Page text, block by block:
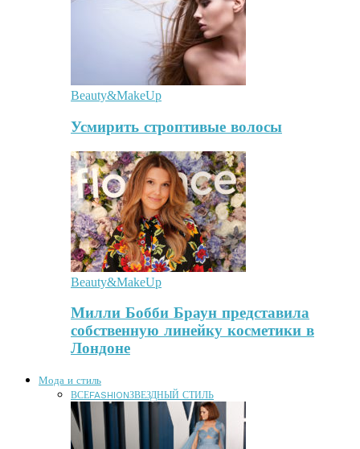
Beauty&MakeUp
Усмирить строптивые волосы
Beauty&MakeUp
Милли Бобби Браун представила
собственную линейку косметики в
Лондоне
Мода и стиль
ВСЕFASHIONЗВЕЗДНЫЙ СТИЛЬ